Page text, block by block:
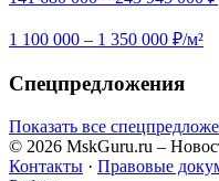
1 100 000 – 1 350 000 ₽/м²
Спецпредложения
Показать все
© 2026 MskGuru.ru –
Контакты · Правовые